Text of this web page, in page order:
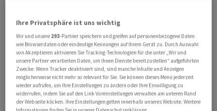
Lage offensichtlich erkannt.
"Die Ankurbelung des Konsums - beispielsweise durch
Absatzförderungen für Autos und Elektronikartikel -
steht dabei ebenso auf der Agenda wie
Steuererleichterungen und die Förderung eines
investitionsfreundlichen Umfeldes für Chinas
Privatwirtschaft, durch gezielte Förderungen zum
Ihre Privatsphäre ist uns wichtig
Wir und unsere 293-Partner speichern und greifen auf personenbezogene Daten
wie Browserdaten oder eindeutige Kennungen auf Ihrem Gerät zu. Durch Auswahl
von Akzeptieren aktivieren Sie Tracking-Technologien für die unter „Wir und
unsere Partner verarbeiten Daten, um Ihnen Dienste bereitzustellen“ aufgeführten
Zwecke. Wenn Tracker deaktiviert sind, sind manche Inhalte und Anzeigen
möglicherweise nicht mehr so relevant für Sie. Sie können dieses Menü jederzeit
wieder aufrufen, um Ihre Einstellungen zu ändern oder Ihre Einwilligung zu
widerrufen, indem Sie auf den Link Voreinstellungen verwalten am unteren Rand
der Webseite klicken. Ihre Einstellungen gelten innerhalb unseres Website. Weitere